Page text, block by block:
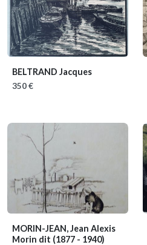
BELTRAND Jacques
350 €
MORIN-JEAN, Jean Alexis
Morin dit (1877 - 1940)